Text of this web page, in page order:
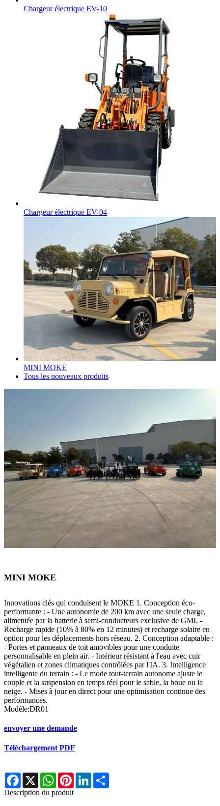
Chargeur électrique EV-10
Chargeur électrique EV-04
MINI MOKE
Tous les nouveaux produits
MINI MOKE
Innovations clés qui conduisent le MOKE 1. Conception éco-
performante : - Une autonomie de 200 km avec une seule charge,
alimentée par la batterie à semi-conducteurs exclusive de GMI. -
Recharge rapide (10% à 80% en 12 minutes) et recharge solaire en
option pour les déplacements hors réseau. 2. Conception adaptable :
- Portes et panneaux de toit amovibles pour une conduite
personnalisable en plein air. - Intérieur résistant à l'eau avec cuir
végétalien et zones climatiques contrôlées par l'IA. 3. Intelligence
intelligente du terrain : - Le mode tout-terrain autonome ajuste le
couple et la suspension en temps réel pour le sable, la boue ou la
neige. - Mises à jour en direct pour une optimisation continue des
performances.
Modèle:DR01
envoyer une demande
Téléchargement PDF
Facebook
X WhatsAppPinterestLinkedIn
Description du produit